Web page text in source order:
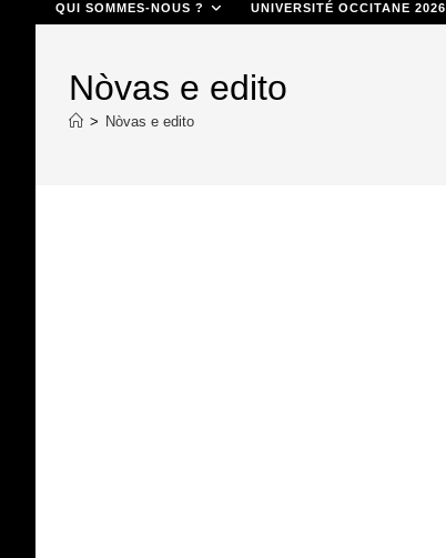
QUI SOMMES-NOUS ? UNIVERSITÉ OCCITANE 2026
Nòvas e edito
> Nòvas e edito